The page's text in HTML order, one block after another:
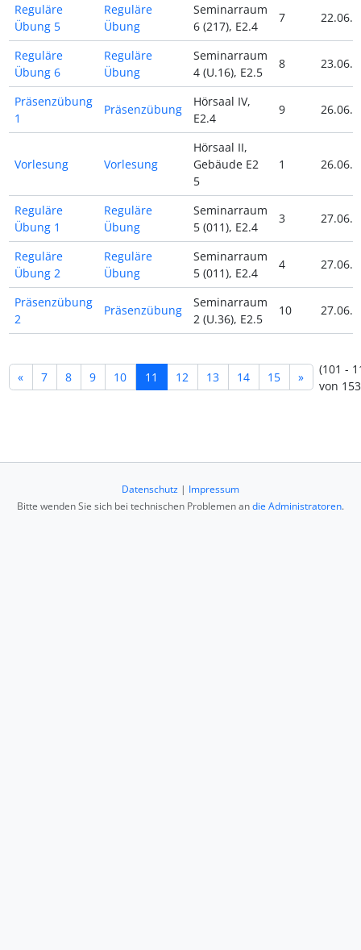
Reguläre
Übung 5
Reguläre
Übung
Seminarraum
6 (217), E2.4
7
Reguläre
Übung 6
Reguläre
Übung
Seminarraum
4 (U.16), E2.5
8
Präsenzübung
1
Präsenzübung
Hörsaal IV,
E2.4
9
Vorlesung Vorlesung
Hörsaal II,
Gebäude E2
5
1
Reguläre
Übung 1
Reguläre
Übung
Seminarraum
5 (011), E2.4
3
Reguläre
Übung 2
Reguläre
Übung
Seminarraum
5 (011), E2.4
4
Präsenzübung
2
Präsenzübung
Seminarraum
2 (U.36), E2.5
10
« 7 8 9 10 11 12 13 14 15 »
(101 -
von
Datenschutz | Impressum
Bitte wenden Sie sich bei technischen Problemen andie Administratoren.